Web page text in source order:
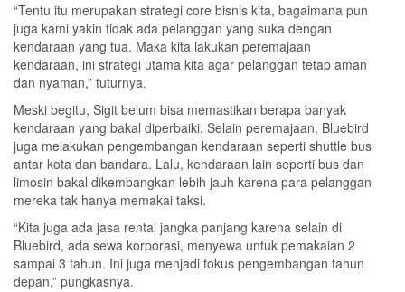
“Tentu itu merupakan strategi core bisnis kita, bagaimana pun
juga kami yakin tidak ada pelanggan yang suka dengan
kendaraan yang tua. Maka kita lakukan peremajaan
kendaraan, ini strategi utama kita agar pelanggan tetap aman
dan nyaman,” tuturnya.
Meski begitu, Sigit belum bisa memastikan berapa banyak
kendaraan yang bakal diperbaiki. Selain peremajaan, Bluebird
juga melakukan pengembangan kendaraan seperti shuttle bus
antar kota dan bandara. Lalu, kendaraan lain seperti bus dan
limosin bakal dikembangkan lebih jauh karena para pelanggan
mereka tak hanya memakai taksi.
“Kita juga ada jasa rental jangka panjang karena selain di
Bluebird, ada sewa korporasi, menyewa untuk pemakaian 2
sampai 3 tahun. Ini juga menjadi fokus pengembangan tahun
depan,” pungkasnya.